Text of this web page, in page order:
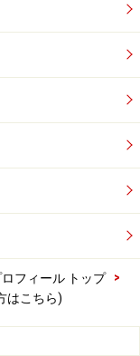
フィール トップ
>
はこちら)